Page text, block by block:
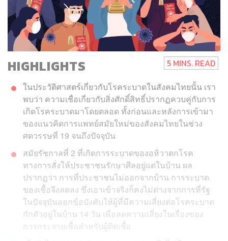
HIGHLIGHTS 5 MINS. READ
ในประวัติศาสตร์เกี่ยวกับโรคระบาดในสังคมไทยนั้น เรา
พบว่า ความเชื่อเกี่ยวกับสิ่งศักดิ์สิทธิ์ปรากฏควบคู่กับการ
เกิดโรคระบาดมาโดยตลอด ทั้งก่อนและหลังการเข้ามา
ของแนวคิดการแพทย์สมัยใหม่ของสังคมไทยในช่วง
ศตวรรษที่ 19 จนถึงปัจจุบัน
สมัยรัชกาลที่ 2 ที่เกิดการระบาดของอหิวาตกโรค
ทางการสั่งให้ประชาชนรักษาศีลอยู่แต่ในบ้าน ผล
ปรากฏว่า การที่ประชาชนไม่ออกจากบ้าน การระบาด
ของเชื้อจึงลดลง ซึ่งเอาเข้าจริงก็คงไม่ต่างจากการที่รัฐ
ในปัจจุบันออกข้อบังคับให้ผู้ที่มีความเสี่ยงต่อโรคระบาด
กักตัวอยู่ในบ้าน 14 วัน เพื่อลดความเสี่ยงในเรื่องของ
การกระจายเชื้อสำหรับผู้ติดเชื้อ